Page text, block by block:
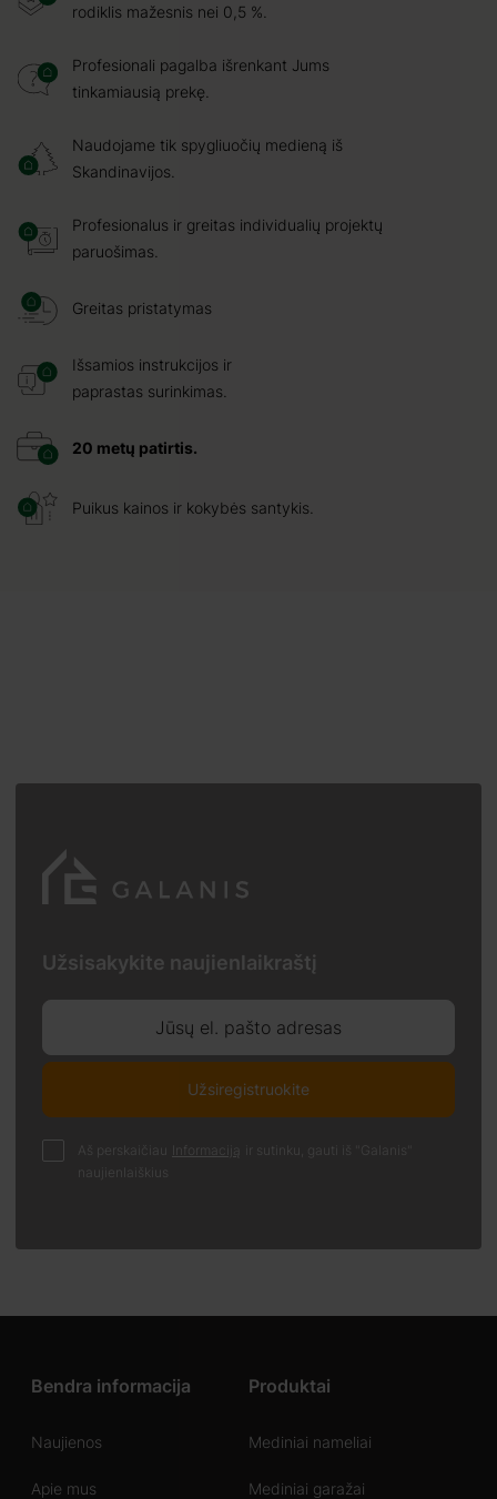
rodiklis mažesnis nei 0,5 %.
Profesionali pagalba išrenkant Jums
tinkamiausią prekę.
Naudojame tik spygliuočių medieną iš
Skandinavijos.
Profesionalus ir greitas individualių projektų
paruošimas.
Greitas pristatymas
Išsamios instrukcijos ir
paprastas surinkimas.
20 metų patirtis.
Puikus kainos ir kokybės santykis.
Užsisakykite naujienlaikraštį
Jūsų el. pašto adresas
Užsiregistruokite
Aš perskaičiau Informaciją
ir sutinku, gauti iš "Galanis"
naujienlaiškius
Bendra informacija
Naujienos
Apie mus
Produktai
Mediniai nameliai
Mediniai garažai